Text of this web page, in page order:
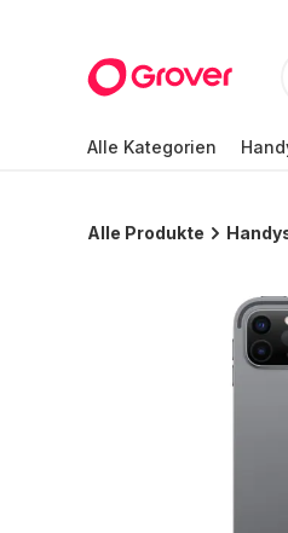
Alle Kategorien
Alle Produkte